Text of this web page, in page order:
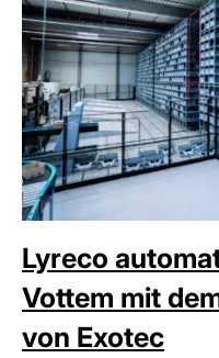
Lyreco
Vottem mit
von Exotec